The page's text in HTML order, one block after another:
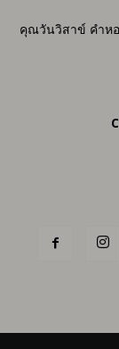
คุณวันวิสาข์ คำห